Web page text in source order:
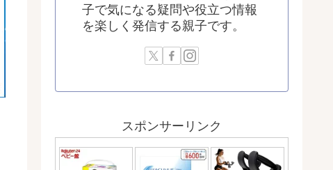
子で気になる疑問や役立つ情報
を楽しく発信する親子です。
スポンサーリンク